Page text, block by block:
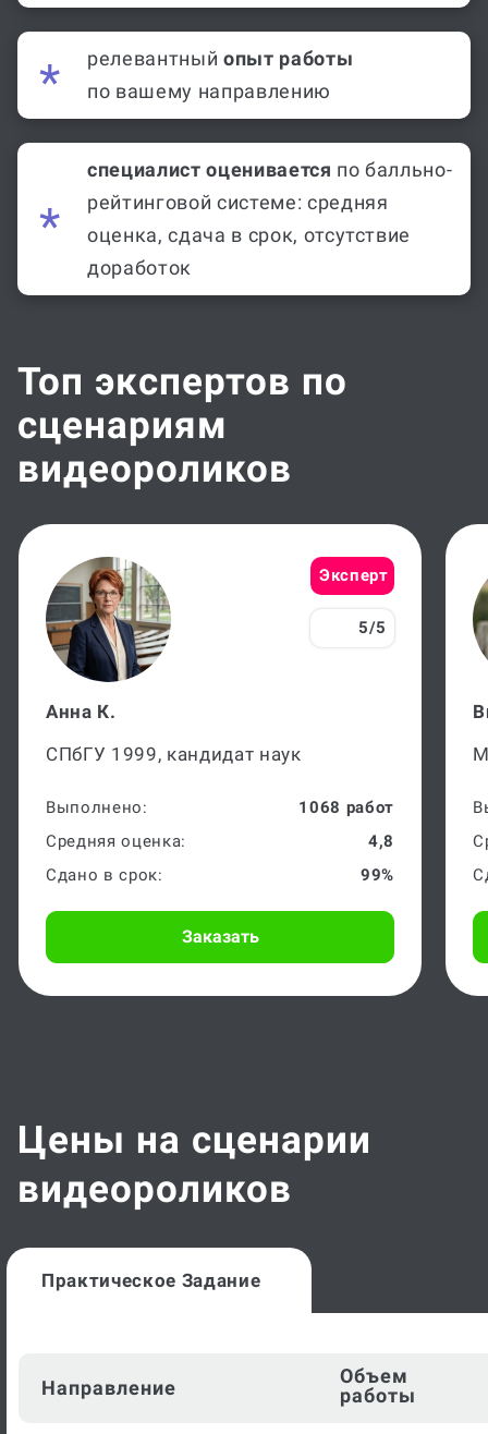
релевантный опыт работы
по вашему направлению
специалист оценивается по балльно-
рейтинговой системе: средняя
оценка, сдача в срок, отсутствие
доработок
Топ экспертов по
сценариям
видеороликов
Эксперт
5/5
Анна К.
СПбГУ 1999, кандидат наук
Выполнено:
1068 работ
Средняя оценка:
4,8
Сдано в срок:
99%
Заказать
Цены на сценарии
видеороликов
Практическое Задание
Направление
Объем
работы